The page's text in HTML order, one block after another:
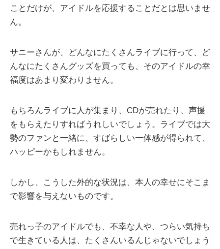
ことだけが、アイドルを応援することだとは思いませ
ん。
サニーさんが、どんなにたくさんライブに行って、ど
んなにたくさんグッズを買っても、そのアイドルの幸
福度はあまり変わりません。
もちろんライブに人が集まり、CDが売れたり、声援
をもらえたりすればうれしいでしょう。ライブでは大
勢のファンと一緒に、すばらしい一体感が得られて、
ハッピーかもしれません。
しかし、こうした外的な状況は、本人の幸せにそこま
で影響を与えないものです。
売れっ子のアイドルでも、不幸な人や、つらい気持ち
で生きている人は、たくさんいるんじゃないでしょう